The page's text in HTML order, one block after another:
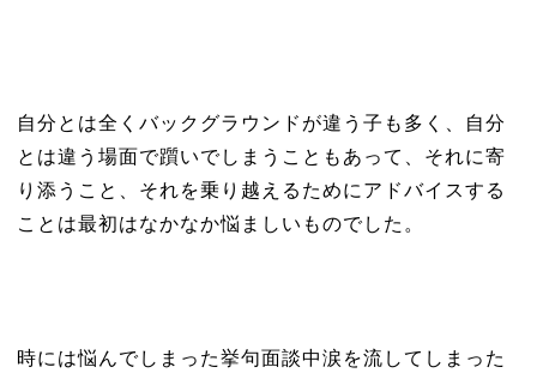
自分とは全くバックグラウンドが違う子も多く、自分
とは違う場面で躓いでしまうこともあって、それに寄
り添うこと、それを乗り越えるためにアドバイスする
ことは最初はなかなか悩ましいものでした。
時には悩んでしまった挙句面談中涙を流してしまった